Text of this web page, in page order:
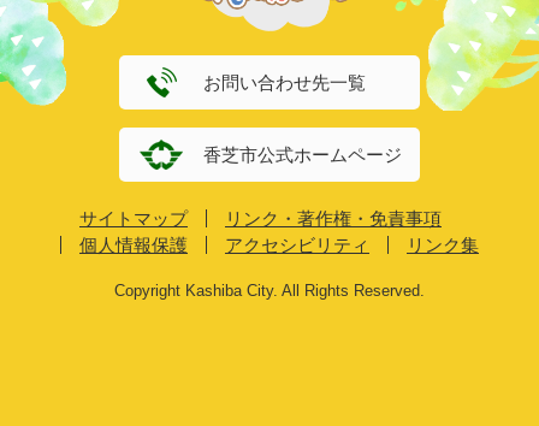
お問い合わせ先一覧
香芝市公式ホームページ
サイトマップ
リンク・著作権・免責事項
個人情報保護
アクセシビリティ リンク集
Copyright Kashiba City. All Rights Reserved.